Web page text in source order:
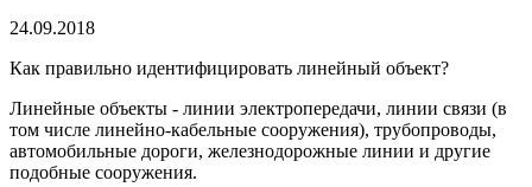
24.09.2018
Как правильно идентифицировать линейный объект?
Линейные объекты - линии электропередачи, линии связи (в
том числе линейно-кабельные сооружения), трубопроводы,
автомобильные дороги, железнодорожные линии и другие
подобные сооружения.